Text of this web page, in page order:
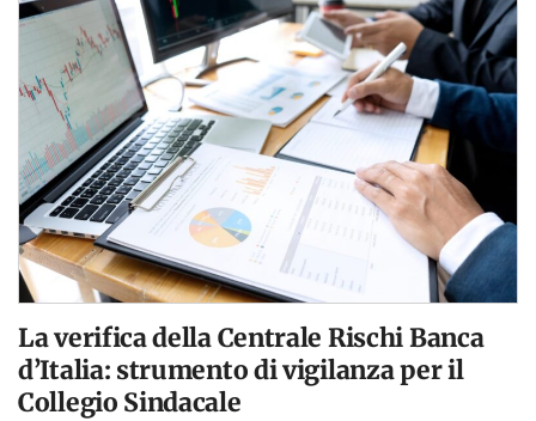
La verifica della Centrale Rischi Banca
d’Italia: strumento di vigilanza per il
Collegio Sindacale